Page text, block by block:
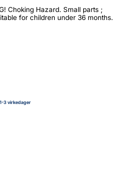
Choking Hazard. Small parts ;
for children under 36 months.
3 virkedager